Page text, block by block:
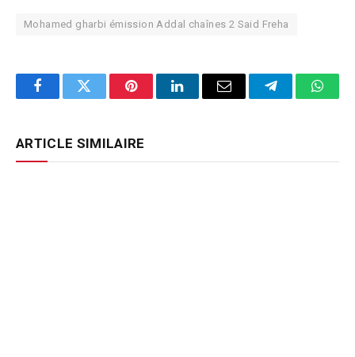
Mohamed gharbi émission Addal chaînes 2 Said Freha
FacebookTwitter PinterestLinkedInEmail Telegram
ARTICLE SIMILAIRE